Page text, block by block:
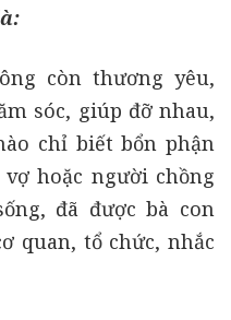
còn thương yêu,
sóc, giúp đỡ nhau,
chỉ biết bổn phận
hoặc người chồng
đã được bà con
quan, tổ chức, nhắc